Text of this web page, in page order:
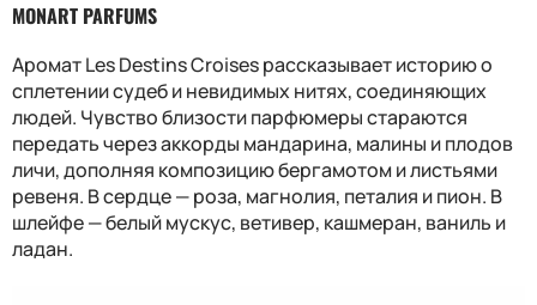
MONART PARFUMS
Аромат Les Destins Croises рассказывает историю о
сплетении судеб и невидимых нитях, соединяющих
людей. Чувство близости парфюмеры стараются
передать через аккорды мандарина, малины и плодов
личи, дополняя композицию бергамотом и листьями
ревеня. В сердце — роза, магнолия, петалия и пион. В
шлейфе — белый мускус, ветивер, кашмеран, ваниль и
ладан.